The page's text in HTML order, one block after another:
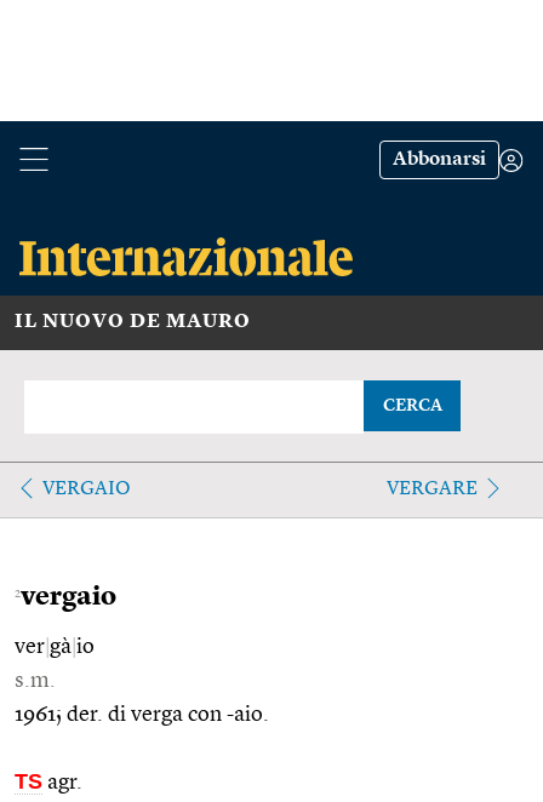
Abbonarsi
IL NUOVO DE MAURO
CERCA
VERGAIO VERGARE
2vergaio
ver gà io
s.m.
1961; der. di verga con -aio.
TS agr.